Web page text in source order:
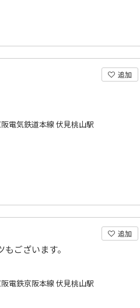
追加
電気鉄道本線 伏見桃山駅
追加
ございます。
電鉄京阪本線 伏見桃山駅